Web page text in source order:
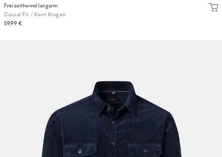
Freizeithemd langarm
Casual Fit / Kent-Kragen
59.99 €